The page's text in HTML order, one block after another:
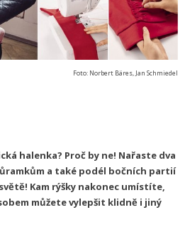
Foto: Norbert Bäres, Jan Schmiedel
halenka? Proč by ne! Nařaste dva
a také podél bočních partií
Kam rýšky nakonec umístíte,
můžete vylepšit klidně i jiný